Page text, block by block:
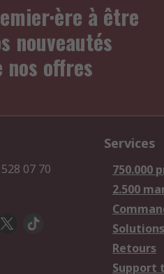
à être
nouveautés
offres
07 70
Services
750.000
2.500
Retours
Support